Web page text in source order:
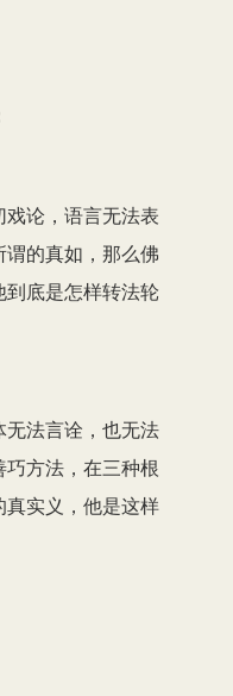
论，语言无法表
的真如，那么佛
底是怎样转法轮
法言诠，也无法
方法，在三种根
实义，他是这样